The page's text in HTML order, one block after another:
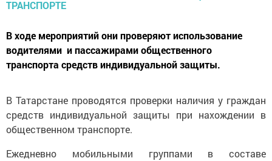
В ходе мероприятий они проверяют использование
водителями и пассажирами общественного
транспорта средств индивидуальной защиты.
В Татарстане проводятся проверки наличия у граждан
средств индивидуальной защиты при нахождении в
общественном транспорте.
Ежедневно мобильными группами в составе